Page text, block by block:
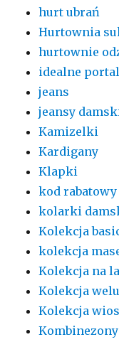
hurt ubrań
Hurtownia
hurtownie
idealne
jeans
jeansy
Kamizelki
Kardigany
Klapki
kod rabatowy
kolarki
Kolekcja
kolekcja
Kolekcja na
Kolekcja
Kolekcja
Kombinezony